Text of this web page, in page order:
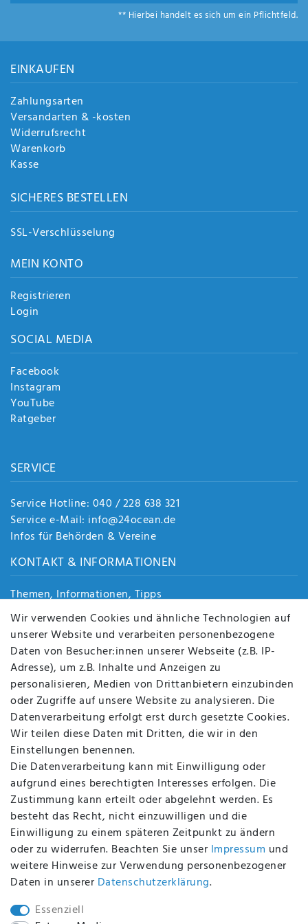
Anf
de
n
** Hierbei handelt es sich um ein Pflichtfeld.
EINKAUFEN
Zahlungsarten
Versandarten & -kosten
Widerrufsrecht
Warenkorb
Kasse
SICHERES BESTELLEN
SSL-Verschlüsselung
MEIN KONTO
Registrieren
Login
SOCIAL MEDIA
Facebook
Instagram
YouTube
Ratgeber
SERVICE
Service Hotline: 040 / 228 638 321
Service e-Mail: info@24ocean.de
Infos für Behörden & Vereine
KONTAKT & INFORMATIONEN
Themen, Informationen, Tipps
Jobs
Über uns
Kontakt
Datenschutz
AGB
FAQ
Batterieentsorgung
Altölverordnung
Impressum
BEQUEM UND SICHER BEZAHLEN MIT
BEI UNS SIND SIE SICHER!
Wir verwenden Cookies und ähnliche Technologien auf
unserer Website und verarbeiten personenbezogene
Daten von Besucher:innen unserer Webseite (z.B. IP-
Adresse), um z.B. Inhalte und Anzeigen zu
personalisieren, Medien von Drittanbietern einzubinden
oder Zugriffe auf unsere Website zu analysieren. Die
Datenverarbeitung erfolgt erst durch gesetzte Cookies.
Wir teilen diese Daten mit Dritten, die wir in den
Einstellungen benennen.
Die Datenverarbeitung kann mit Einwilligung oder
aufgrund eines berechtigten Interesses erfolgen. Die
Zustimmung kann erteilt oder abgelehnt werden. Es
besteht das Recht, nicht einzuwilligen und die
Einwilligung zu einem späteren Zeitpunkt zu ändern
oder zu widerrufen. Beachten Sie unser Impressum und
weitere Hinweise zur Verwendung personenbezogener
Daten in unserer Daten­schutz­erklärung.
Essenziell